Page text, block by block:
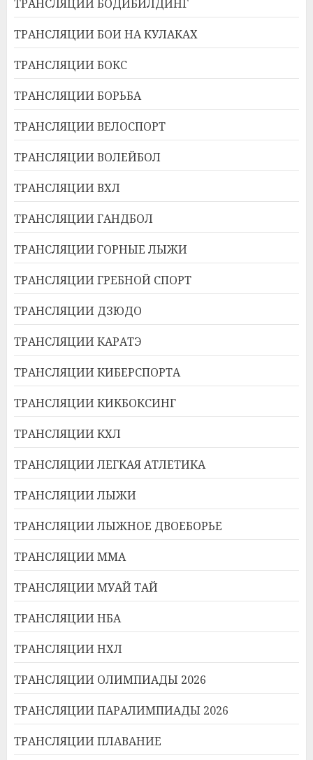
ТРАНСЛЯЦИИ БОДИБИЛДИНГ
ТРАНСЛЯЦИИ БОИ НА КУЛАКАХ
ТРАНСЛЯЦИИ БОКС
ТРАНСЛЯЦИИ БОРЬБА
ТРАНСЛЯЦИИ ВЕЛОСПОРТ
ТРАНСЛЯЦИИ ВОЛЕЙБОЛ
ТРАНСЛЯЦИИ ВХЛ
ТРАНСЛЯЦИИ ГАНДБОЛ
ТРАНСЛЯЦИИ ГОРНЫЕ ЛЫЖИ
ТРАНСЛЯЦИИ ГРЕБНОЙ СПОРТ
ТРАНСЛЯЦИИ ДЗЮДО
ТРАНСЛЯЦИИ КАРАТЭ
ТРАНСЛЯЦИИ КИБЕРСПОРТА
ТРАНСЛЯЦИИ КИКБОКСИНГ
ТРАНСЛЯЦИИ КХЛ
ТРАНСЛЯЦИИ ЛЕГКАЯ АТЛЕТИКА
ТРАНСЛЯЦИИ ЛЫЖИ
ТРАНСЛЯЦИИ ЛЫЖНОЕ ДВОЕБОРЬЕ
ТРАНСЛЯЦИИ ММА
ТРАНСЛЯЦИИ МУАЙ ТАЙ
ТРАНСЛЯЦИИ НБА
ТРАНСЛЯЦИИ НХЛ
ТРАНСЛЯЦИИ ОЛИМПИАДЫ 2026
ТРАНСЛЯЦИИ ПАРАЛИМПИАДЫ 2026
ТРАНСЛЯЦИИ ПЛАВАНИЕ